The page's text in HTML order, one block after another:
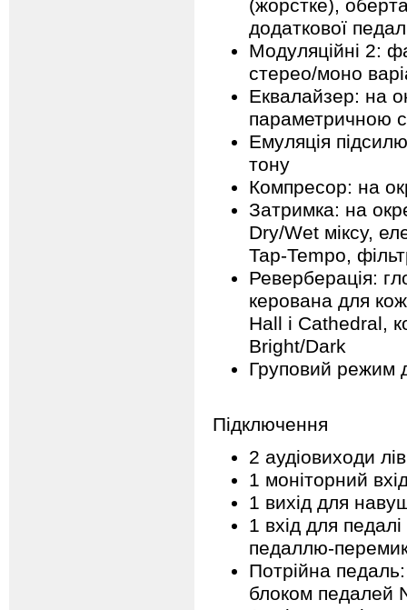
(жорстке),
додаткової
Модуляційні 2:
стерео/моно
Еквалайзер: на
параметричною
Емуляція
тону
Компресор: на
Затримка: на
Dry/Wet міксу,
Tap-Tempo,
Реверберація:
керована для
Hall і Cathedral,
Bright/Dark
Груповий режим
Підключення
2 аудіовиходи
1 моніторний
1 вихід для
1 вхід для
педаллю-
Потрійна
блоком педалей